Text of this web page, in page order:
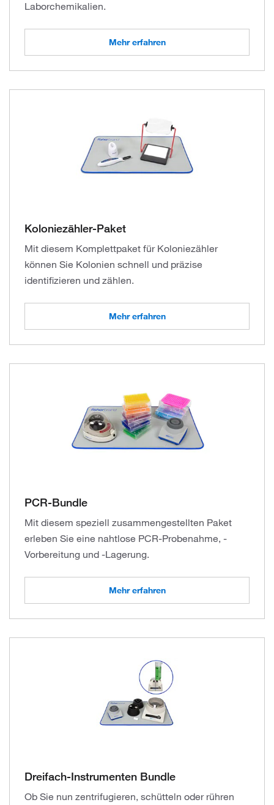
Laborchemikalien.
Mehr erfahren
Koloniezähler-Paket
Mit diesem Komplettpaket für Koloniezähler
können Sie Kolonien schnell und präzise
identifizieren und zählen.
Mehr erfahren
PCR-Bundle
Mit diesem speziell zusammengestellten Paket
erleben Sie eine nahtlose PCR-Probenahme, -
Vorbereitung und -Lagerung.
Mehr erfahren
Dreifach-Instrumenten Bundle
Ob Sie nun zentrifugieren, schütteln oder rühren